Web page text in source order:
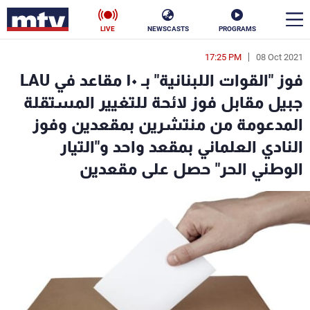
PROGRAMS
NEWSCASTS
LIVE
08 Oct 2021
17:25 PM
فوز "القوات اللبنانية" بـ ١٠ مقاعد في LAU
جبيل مقابل فوز لائحة للتغيير المستقلة
المدعومة من منتشرين بمقعدين وفوز
النادي العلماني بمقعد واحد و"التيار
الوطني الحر" حصل على مقعدين
en
الأخبار
سياسة ناس
إقتصاد فن
منوعات
كأس العالم
جدول البرامج